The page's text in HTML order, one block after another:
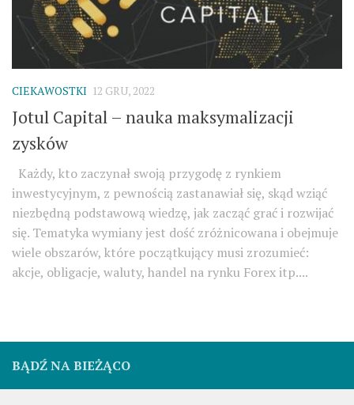
CIEKAWOSTKI 12 GRU, 2022
Jotul Capital – nauka maksymalizacji
zysków
Każdy, kto zaczynał swoją przygodę z rynkiem
inwestycyjnym, z pewnością zastanawiał się, skąd wziąć
niezbędną podstawową wiedzę, jak zacząć grać i rozwijać
się. Tematyka wymiany jest dość zróżnicowana i obejmuje
wiele obszarów, które początkujący musi zrozumieć:
akcje, obligacje, waluty, handel na rynku Forex itp....
BĄDŹ NA BIEŻĄCO